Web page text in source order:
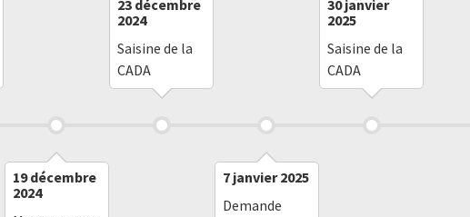
19 décembre
2024
23 décembre
2024
Saisine de la
CADA
7 janvier 2025
Demande
30 janvier
2025
Saisine de la
CADA